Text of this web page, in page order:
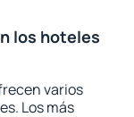
los hoteles
varios
Los más